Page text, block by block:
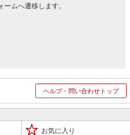
ームへ遷移します。
ヘルプ・問い合わせトップ
お気に入り